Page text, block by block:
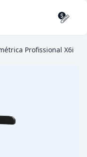
Profissional X6i